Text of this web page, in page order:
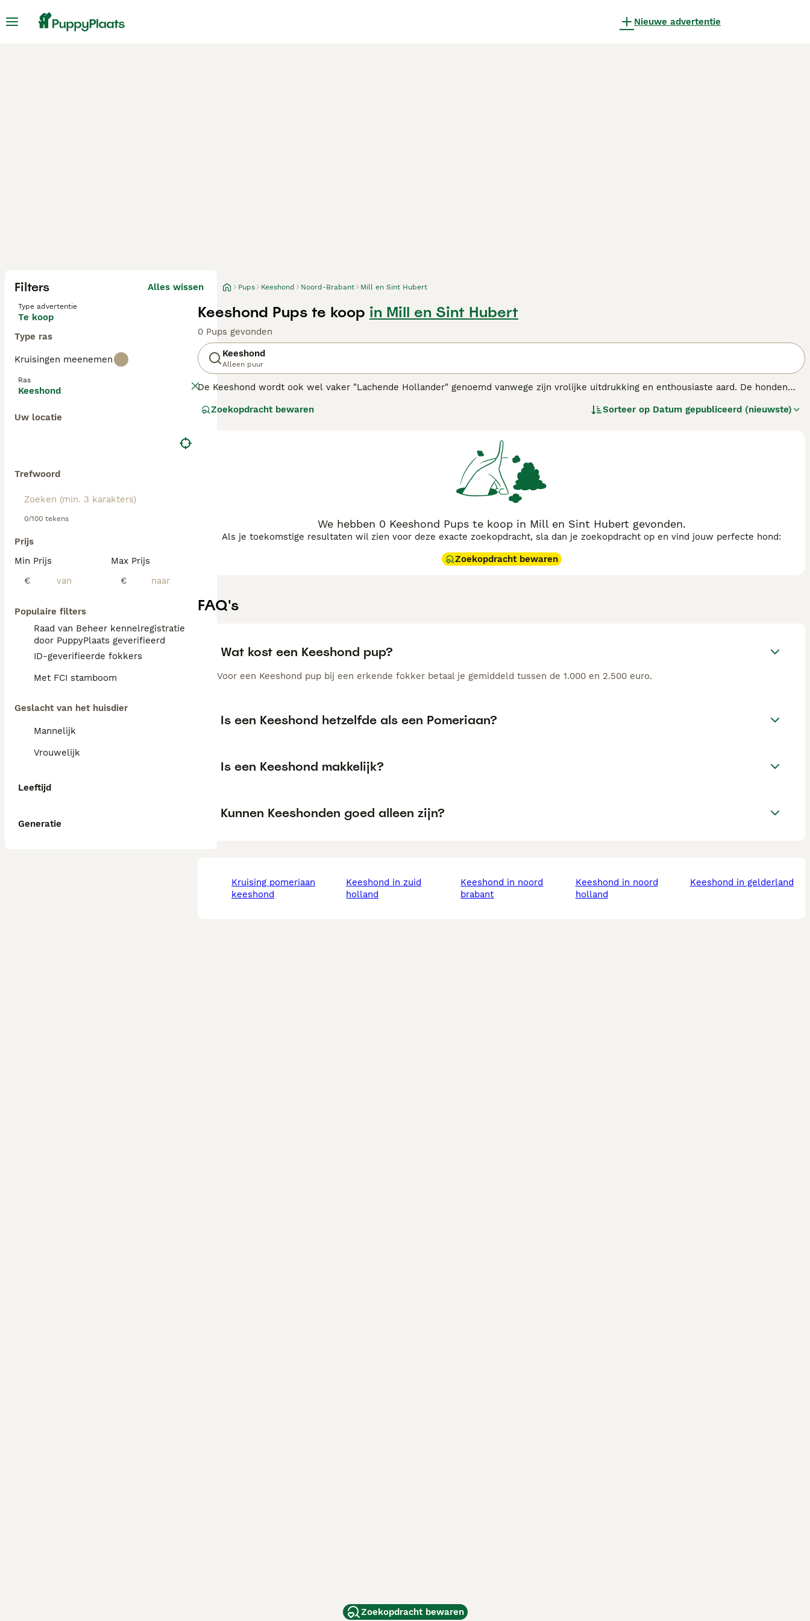
Nieuwe advertentie
Filters Alles wissen
Type advertentie
Te koop
Type ras
Kruisingen meenemen
Ras
Keeshond
Uw locatie
Trefwoord
0/100 tekens
Prijs
Min Prijs
€
Max Prijs
€
Populaire filters
Raad van Beheer kennelregistratie
door PuppyPlaats geverifieerd
ID-geverifieerde fokkers
Met FCI stamboom
Geslacht van het huisdier
Mannelijk
Vrouwelijk
Leeftijd
Generatie
Pups Keeshond Noord-Brabant Mill en Sint Hubert
Keeshond Pups te koop in Mill en Sint Hubert
0 Pups gevonden
Keeshond
Alleen puur
De Keeshond wordt ook wel vaker "Lachende Hollander" genoemd vanwege zijn vrolijke uitdrukking en enthousiaste aard. De honden
verschijning en een weelderige, dichte, dubbele vacht die hen een uitstekende bescherming biedt tegen alles seizoenen.
Zoekopdracht bewaren Sorteer op Datum gepubliceerd (nieuwste)
We hebben 0 Keeshond Pups te koop in Mill en Sint Hubert gevonden.
Als je toekomstige resultaten wil zien voor deze exacte zoekopdracht, sla dan je zoekopdracht op en vind jouw perfecte hond:
Zoekopdracht bewaren
FAQ's
Wat kost een Keeshond pup?
Voor een Keeshond pup bij een erkende fokker betaal je gemiddeld tussen de 1.000 en 2.500 euro.
Is een Keeshond hetzelfde als een Pomeriaan?
Is een Keeshond makkelijk?
Kunnen Keeshonden goed alleen zijn?
kruising pomeriaan
keeshond
keeshond in zuid
holland
keeshond in noord
brabant
keeshond in noord
holland
keeshond in gelderland
Zoekopdracht bewaren